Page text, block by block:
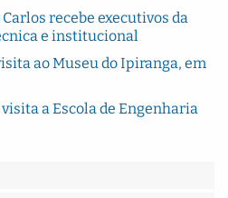
Carlos recebe executivos da
e institucional
ao Museu do Ipiranga, em
a Escola de Engenharia